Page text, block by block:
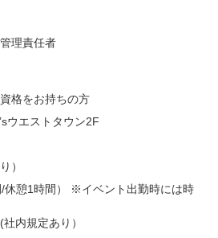
理責任者
格をお持ちの方
ウエストタウン2F
）
休憩1時間） ※イベント出勤時には時
内規定あり）